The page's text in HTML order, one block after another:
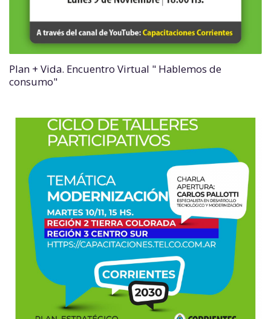
Plan + Vida. Encuentro Virtual " Hablemos de
consumo"